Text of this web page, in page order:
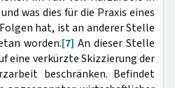
was dies für die Praxis eines
hat, ist an anderer Stelle
worden.[7] An dieser Stelle
eine verkürzte Skizzierung der
beschränken. Befindet